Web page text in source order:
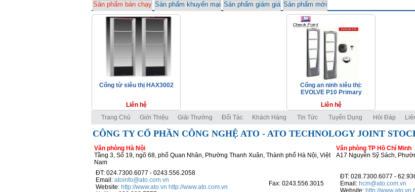
Sản phẩm bán chạy Sản phẩm khuyến mại Sản phẩm giảm giá Sản phẩm mới
Cổng từ siêu thị HAX3002
Liên hệ
Cổng an ninh siêu thị:
EVOLVE P10 Primary
Liên hệ
Trang Chủ Giới Thiệu Giải Thưởng Đối Tác Khách Hàng Tin Tức Tuyển Dụng Hỏi Đáp
CÔNG TY CỔ PHẦN CÔNG NGHỆ ATO - ATO TECHNOLOGY JOINT
Văn phòng Hà Nội
Tầng 3, Số 19, ngõ 68, phố Quan Nhân, Phường Thanh Xuân, Thành phố Hà Nội, Việt
Nam
Văn phòng TP Hồ Chí Minh
A17 Nguyễn Sỹ Sách,
ĐT: 024.7300.6077 - 0243.556.2058
Email: atoinfo@ato.com.vn
Website: http://www.ato.vn http://www.ato.com.vn
Fax: 0243.556.3015
ĐT: 028.7300.6077 -
Email: hcm@ato.com.vn
Website: http://www.ato.vn